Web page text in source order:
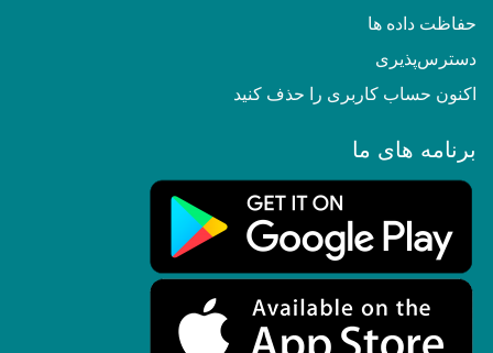
حفاظت داده ها
دسترس‌پذیری
اکنون حساب کاربری را حذف کنید
برنامه های ما